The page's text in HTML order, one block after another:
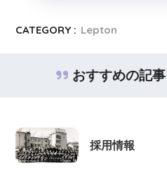
CATEGORY : Lepton
おすすめの記
採用情報